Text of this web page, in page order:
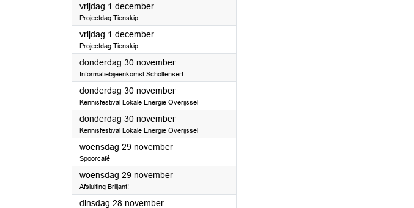
vrijdag 1 december2023
Projectdag Tienskip
vrijdag 1 december2023
Projectdag Tienskip
donderdag 30 november2023
Informatiebijeenkomst Scholtenserf
donderdag 30 november2023
Kennisfestival Lokale Energie Overijssel
donderdag 30 november2023
Kennisfestival Lokale Energie Overijssel
woensdag 29 november2023
Spoorcafé
woensdag 29 november2023
Afsluiting Briljant!
dinsdag 28 november2023